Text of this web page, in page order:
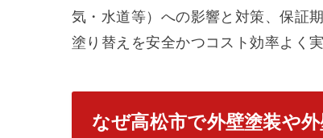
気・水道等）への影響と対策、保証
塗り替えを安全かつコスト効率よく
なぜ高松市で外壁塗装や